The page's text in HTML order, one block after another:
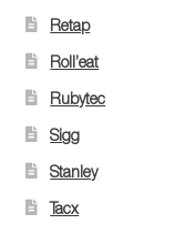
Retap
Roll’eat
Rubytec
Sigg
Stanley
Tacx